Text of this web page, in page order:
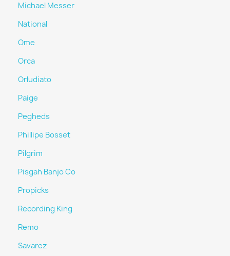
Michael Messer
National
Ome
Orca
Orludiato
Paige
Pegheds
Phillipe Bosset
Pilgrim
Pisgah Banjo Co
Propicks
Recording King
Remo
Savarez